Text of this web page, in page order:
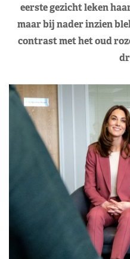
eerste gezicht leken
maar bij nader inzien
contrast met het oud